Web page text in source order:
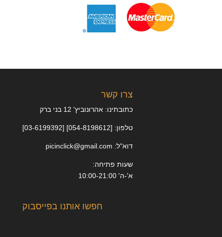
צרו קשר
כתובתינו: אהרונוביץ' 12 בני ברק
טלפון: [054-8198612] [03-6199392]
דוא"ל: picinclick@gmail.com
שעות פתיחה:
א'-ה' 10:00-21:00
חפשו אותנו בפייסבוק